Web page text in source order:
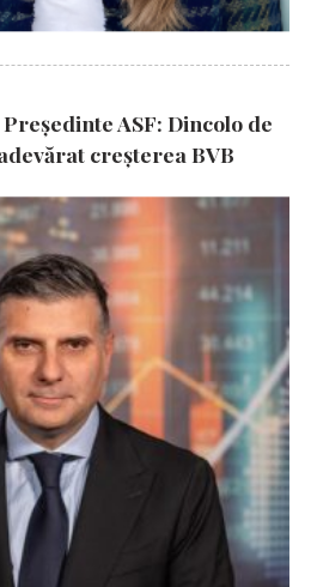
ASF: Dincolo de
creșterea BVB